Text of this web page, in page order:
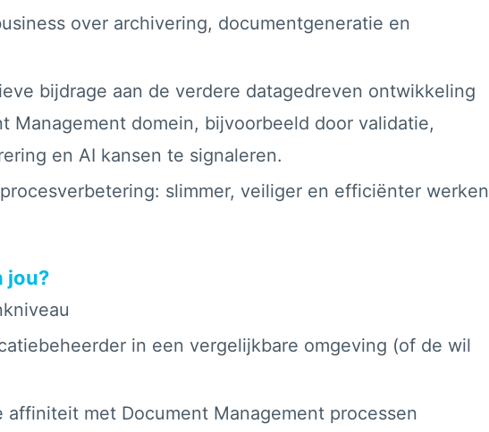
over archivering, documentgeneratie en
bijdrage aan de verdere datagedreven ontwikkeling
Management domein, bijvoorbeeld door validatie,
en AI kansen te signaleren.
slimmer, veiliger en efficiënter werken
jou?
in een vergelijkbare omgeving (of de wil
affiniteit met Document Management processen